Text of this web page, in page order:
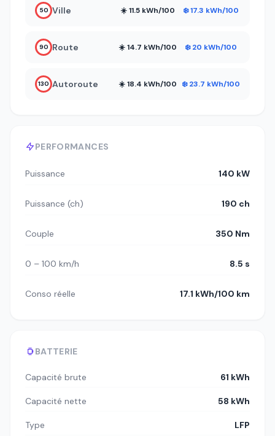
PERFORMANCES
Puissance 140 kW
Puissance (ch) 190 ch
Couple 350 Nm
0 – 100 km/h 8.5 s
Conso réelle 17.1 kWh/100 km
BATTERIE
Capacité brute 61 kWh
Capacité nette 58 kWh
Type LFP
50 Ville ☀️ 11.5 kWh/100 ❄️ 17.3 kWh/100
90 Route ☀️ 14.7 kWh/100 ❄️ 20 kWh/100
130 Autoroute ☀️ 18.4 kWh/100 ❄️ 23.7 kWh/100